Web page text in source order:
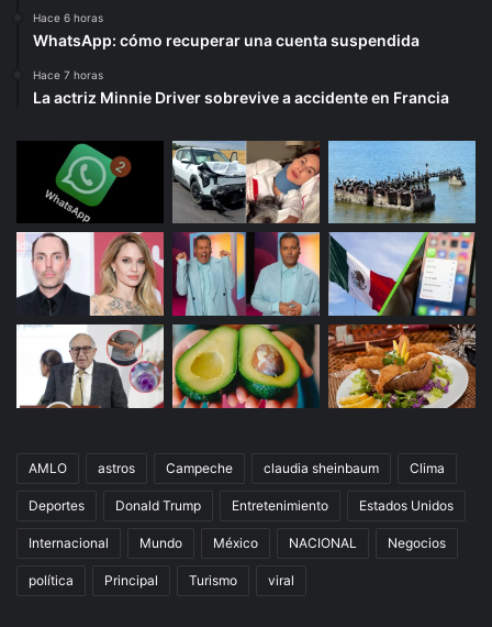
Hace 6 horas
WhatsApp: cómo recuperar una cuenta suspendida
Hace 7 horas
La actriz Minnie Driver sobrevive a accidente en Francia
AMLO astros Campeche claudia sheinbaum Clima
Deportes Donald Trump Entretenimiento Estados Unidos
Internacional Mundo México NACIONAL Negocios
política Principal Turismo viral